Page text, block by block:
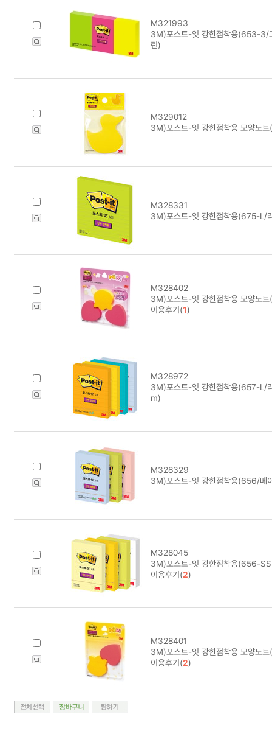
M321993
3M)포스트-잇 강한점착용(653-3/
린)
M329012
3M)포스트-잇 강한점착용 모양노트
M328331
3M)포스트-잇 강한점착용(675-L/
M328402
3M)포스트-잇 강한점착용 모양노
이용후기(1)
M328972
3M)포스트-잇 강한점착용(657-L/
m)
M328329
3M)포스트-잇 강한점착용(656/베
M328045
3M)포스트-잇 강한점착용(656-
이용후기(2)
M328401
3M)포스트-잇 강한점착용 모양노
이용후기(2)